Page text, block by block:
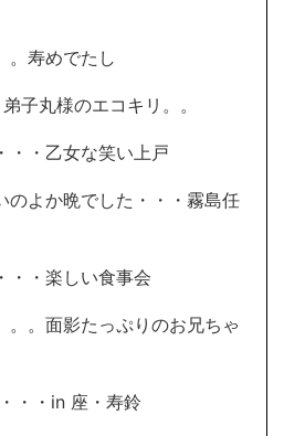
。寿めでたし
子丸様のエコキリ。。
・・乙女な笑い上戸
のよか晩でした・・・霧島任
・・楽しい食事会
。。面影たっぷりのお兄ちゃ
・・in 座・寿鈴